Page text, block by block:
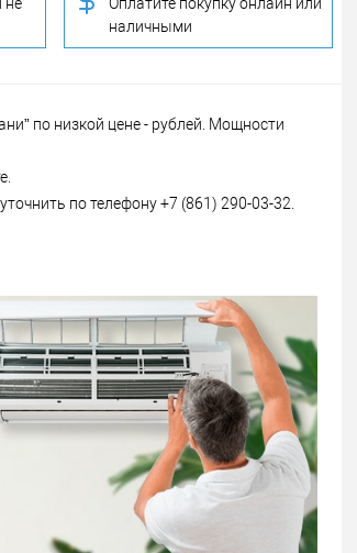
не
Оплатите покупку онлайн или
наличными
по низкой цене - рублей. Мощности
по телефону +7 (861) 290-03-32.